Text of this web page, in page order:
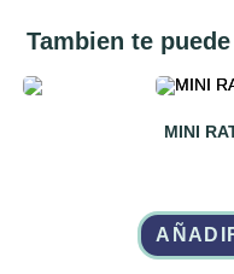
Tambien te
MINI